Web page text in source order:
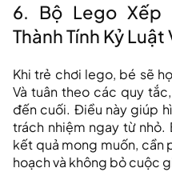
6. Bộ Lego Xếp
Thành Tính Kỷ Luật
Khi trẻ chơi lego, bé sẽ
Và tuân theo các quy
đến cuối. Điều này giúp
trách nhiệm ngay từ
kết quả mong muốn, cần
hoạch và không bỏ cuộc